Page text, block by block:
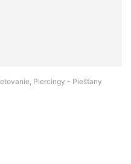
Piercingy - Piešťany